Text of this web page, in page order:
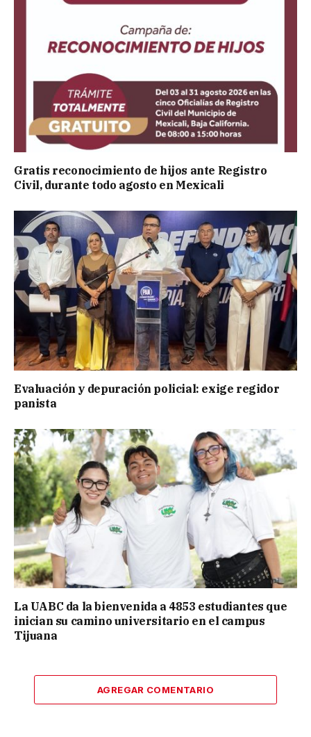
Gratis reconocimiento de hijos ante Registro
Civil, durante todo agosto en Mexicali
Evaluación y depuración policial: exige regidor
panista
La UABC da la bienvenida a 4853 estudiantes que
inician su camino universitario en el campus
Tijuana
AGREGAR COMENTARIO